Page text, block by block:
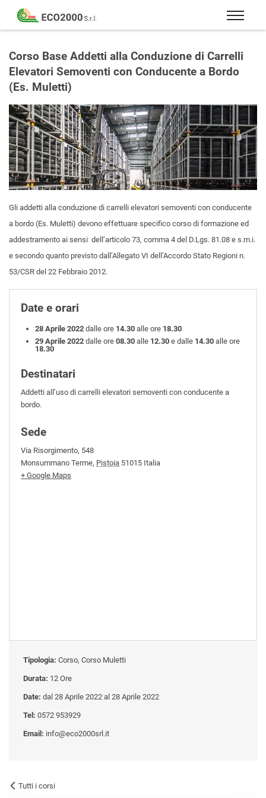
Eco
2000
Formazione
consulenza
per
la
sicurezza
sul
lavoro
–
D.Lgs
81/08
Corso Base Addetti alla Conduzione di Carrelli
Elevatori Semoventi con Conducente a Bordo
(Es. Muletti)
Gli addetti alla conduzione di carrelli elevatori semoventi con conducente
a bordo (Es. Muletti) devono effettuare specifico corso di formazione ed
addestramento ai sensi dell’articolo 73, comma 4 del D.Lgs. 81.08 e s.m.i.
e secondo quanto previsto dall’Allegato VI dell’Accordo Stato Regioni n.
53/CSR del 22 Febbraio 2012.
Date e orari
28 Aprile 2022 dalle ore 14.30 alle ore 18.30
29 Aprile 2022 dalle ore08.30 alle 12.30e dalle 14.30 alle ore
18.30
Destinatari
Addetti all’uso di carrelli elevatori semoventi con conducente a
bordo.
Sede
Via Risorgimento, 548
Monsummano Terme, Pistoia 51015 Italia
+ Google Maps
Tipologia: Corso, Corso Muletti
Durata: 12 Ore
Date: dal 28 Aprile 2022 al 28 Aprile 2022
Tel: 0572 953929
Email: info@eco2000srl.it
Tutti i corsi